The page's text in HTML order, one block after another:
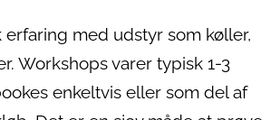
erfaring med udstyr som køller,
Workshops varer typisk 1-3
enkeltvis eller som del af